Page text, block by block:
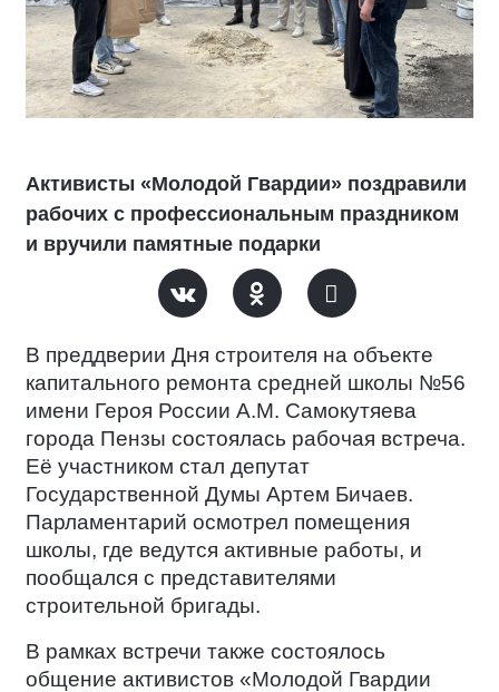
Активисты «Молодой Гвардии» поздравили
рабочих с профессиональным праздником
и вручили памятные подарки
В преддверии Дня строителя на объекте
капитального ремонта средней школы №56
имени Героя России А.М. Самокутяева
города Пензы состоялась рабочая встреча.
Её участником стал депутат
Государственной Думы Артем Бичаев.
Парламентарий осмотрел помещения
школы, где ведутся активные работы, и
пообщался с представителями
строительной бригады.
В рамках встречи также состоялось
общение активистов «Молодой Гвардии